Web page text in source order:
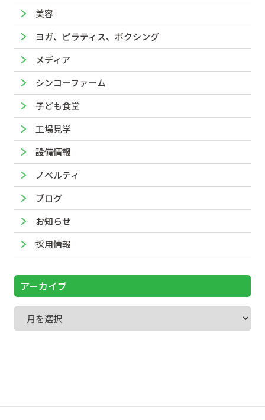
美容
ヨガ、ピラティス、ボクシング
メディア
シンコーファーム
子ども食堂
工場見学
設備情報
ノベルティ
ブログ
お知らせ
採用情報
アーカイブ